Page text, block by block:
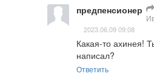
предпенсионер
2023.06.09 09:08
Какая-то ахинея!
написал?
Ответить